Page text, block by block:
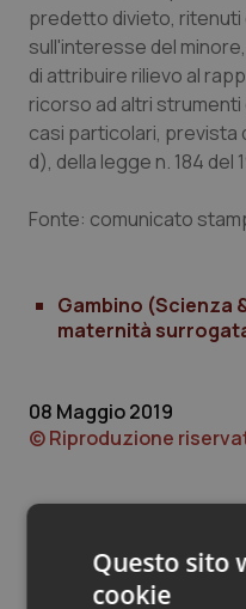
Umbria
Valle D’Aosta
Veneto
Oftalmologia
Oncoematologia
Quotidiano
Quotidiano
Quotidiano
Rene &
predetto divieto,
sull'interesse del
di attribuire rilievo al
ricorso ad altri strumenti
casi particolari, prevista
d), della legge n. 184 del
Fonte: comunicato
Gambino (Scienza
maternità
08 Maggio 2019
© Riproduzione
Questo sito
cookie